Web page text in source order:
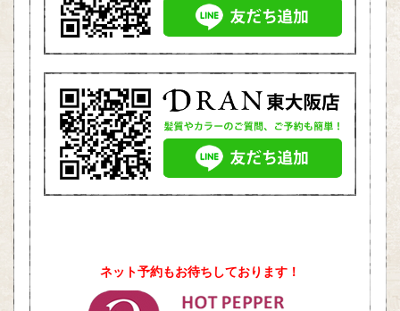
ネット予約もお待ちしております！